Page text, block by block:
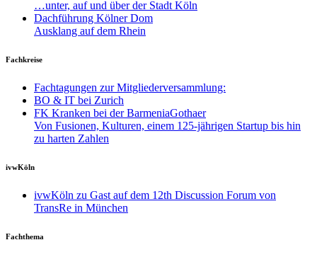
…unter, auf und über der Stadt Köln
Dachführung Kölner Dom
Ausklang auf dem Rhein
Fachkreise
Fachtagungen zur Mitgliederversammlung:
BO & IT bei Zurich
FK Kranken bei der BarmeniaGothaer
Von Fusionen, Kulturen, einem 125-jährigen Startup bis hin
zu harten Zahlen
ivwKöln
ivwKöln zu Gast auf dem 12th Discussion Forum von
TransRe in München
Fachthema